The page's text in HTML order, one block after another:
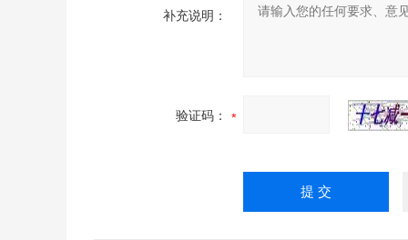
补充说明：
验证码：